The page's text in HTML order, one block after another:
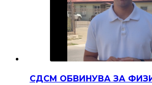
СДСМ ОБВИНУВА ЗА